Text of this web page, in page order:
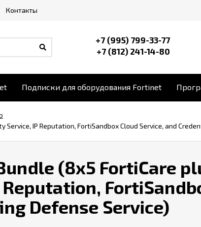
Контакты
+7 (995) 799-33-77
+7 (812) 241-14-80
Подписки для оборудования Fortinet
IP Reputation, FortiSandbox Cloud Service, and
(8x5 FortiCare
Defense Service)